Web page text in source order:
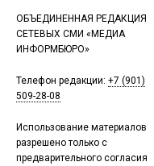
ОБЪЕДИНЕННАЯ РЕДАКЦИЯ
СЕТЕВЫХ СМИ «МЕДИА
ИНФОРМБЮРО»
Телефон редакции: +7 (901)
509-28-08
Использование материалов
разрешено только с
предварительного согласия